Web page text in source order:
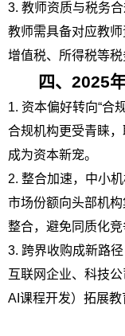
3. 教师资质与税务
教师需具备对应教
增值税、所得税等税
四、2025
1. 资本偏好转向“合
合规机构更受青睐，
成为资本新宠。
2. 整合加速，中小
市场份额向头部机
整合，避免同质化竞
3. 跨界收购成新路径
互联网企业、科技
AI课程开发）拓展教